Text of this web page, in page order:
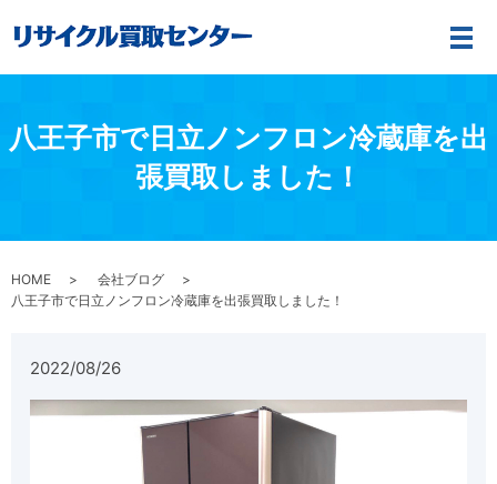
メ
八王子市で日立ノンフロン冷蔵庫を出
張買取しました！
HOME
会社ブログ
八王子市で日立ノンフロン冷蔵庫を出張買取しました！
2022/08/26